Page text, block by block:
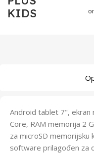
KIDS
Android tablet 7", ekran
Core, RAM memorija 2
za microSD memorijsku
software prilagođen za